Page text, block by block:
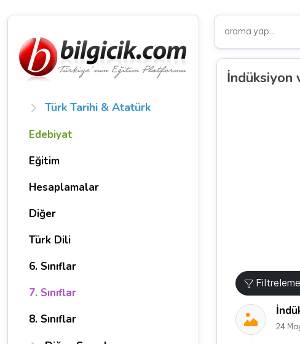
Türk Tarihi & Atatürk
Edebiyat
Eğitim
Hesaplamalar
Diğer
Türk Dili
6. Sınıflar
7. Sınıflar
8. Sınıflar
İndüksiyon
24